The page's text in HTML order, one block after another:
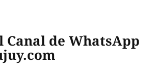
Canal de WhatsApp